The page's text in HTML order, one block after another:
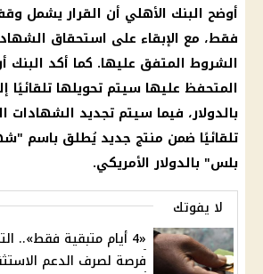
أوضح البنك الأهلي أن القراريشمل
فقط، مع الإبقاء على استحقاق
الشروط المتفق عليها. كما أكد البنك
المتحفظ عليها سيتم تحويلها تلقائيًا
بالدولار، فيما سيتم تجديد الشهادات
تلقائيًا ضمن منتج جديد يُطلق باسم
بلس" بالدولار الأمريكي.
لا يفوتك
«4 أيام متبقية فقط»..
فرصة لصرف الدعم